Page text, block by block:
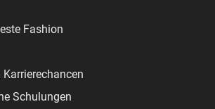
Fashion
Schulungen